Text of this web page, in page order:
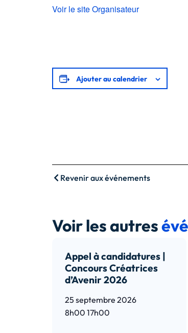
Voir le site Organisateur
Ajouter au calendrier
Revenir aux événements
Voir les autres
Appel à candidatures |
Concours Créatrices
d’Avenir 2026
25 septembre 2026
8h00 17h00